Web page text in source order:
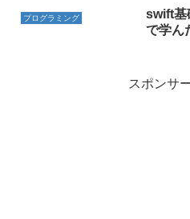
プログラミング
swift基
で学ん
スポンサ